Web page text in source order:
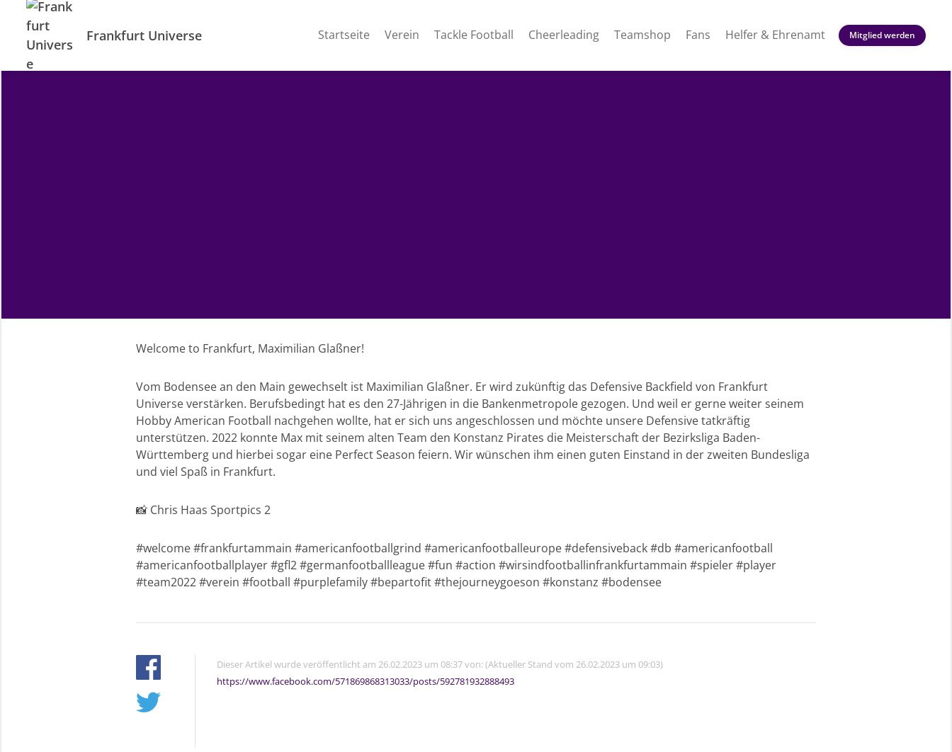
Frankfurt Universe Startseite Verein Tackle Football Cheerleading Teamshop Fans Helfer & Ehrenamt Mitglied werden
Welcome to Frankfurt, Maximilian Glaßner!
Vom Bodensee an den Main gewechselt ist Maximilian Glaßner. Er wird zukünftig das Defensive Backfield von Frankfurt
Universe verstärken. Berufsbedingt hat es den 27-Jährigen in die Bankenmetropole gezogen. Und weil er gerne weiter seinem
Hobby American Football nachgehen wollte, hat er sich uns angeschlossen und möchte unsere Defensive tatkräftig
unterstützen. 2022 konnte Max mit seinem alten Team den Konstanz Pirates die Meisterschaft der Bezirksliga Baden-
Württemberg und hierbei sogar eine Perfect Season feiern. Wir wünschen ihm einen guten Einstand in der zweiten Bundesliga
und viel Spaß in Frankfurt.
📸 Chris Haas Sportpics 2
#welcome #frankfurtammain #americanfootballgrind #americanfootballeurope #defensiveback #db #americanfootball
#americanfootballplayer #gfl2 #germanfootballleague #fun #action #wirsindfootballinfrankfurtammain #spieler #player
#team2022 #verein #football #purplefamily #bepartofit #thejourneygoeson #konstanz #bodensee
Dieser Artikel wurde veröffentlicht am 26.02.2023 um 08:37 von: (Aktueller Stand vom 26.02.2023 um 09:03)
https://www.facebook.com/571869868313033/posts/592781932888493